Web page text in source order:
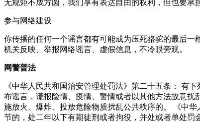
无规矩不成方圆，我们享有表达自由的权利，但也要承
参与网络建设
你传播的任何一个谣言都有可能成为压死骆驼的最后
机关反映、举报网络谣言、虚假信息，不冷眼旁观。
网警普法
《中华人民共和国治安管理处罚法》第二十五条： 有
布谣言，谎报险情、疫情、警情或者以其他方法故意
施放火、爆炸、投放危险物质扰乱公共秩序的。 《中
节的，处二年以下有期徒刑或者拘役，并处或者单处